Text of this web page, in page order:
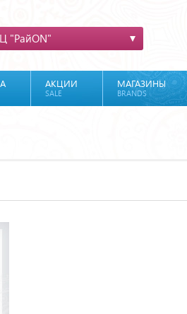
"РайON"
АКЦИИ
SALE
МАГАЗИНЫ
BRANDS